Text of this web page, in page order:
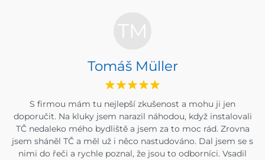
TM
Tomáš Müller
S firmou mám tu nejlepší zkušenost a mohu ji jen
doporučit. Na kluky jsem narazil náhodou, když instalovali
TČ nedaleko mého bydliště a jsem za to moc rád. Zrovna
jsem sháněl TČ a měl už i něco nastudováno. Dal jsem se s
nimi do řeči a rychle poznal, že jsou to odborníci. Vsadil